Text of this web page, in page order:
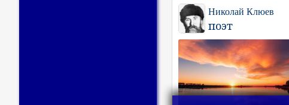
Николай Клюев
поэт